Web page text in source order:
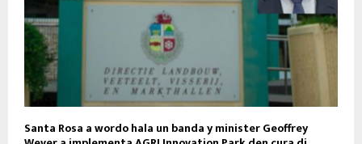
Santa Rosa a wordo hala un banda y minister Geoffrey